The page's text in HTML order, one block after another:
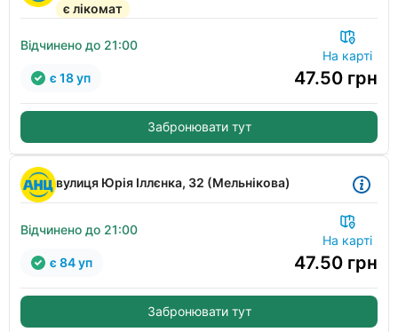
є лікомат
Відчинено до 21:00
На карті
47.50 грн
є 18 уп
Забронювати тут
вулиця Юрія Іллєнка, 32 (Мельнікова)
Відчинено до 21:00
На карті
47.50 грн
є 84 уп
Забронювати тут